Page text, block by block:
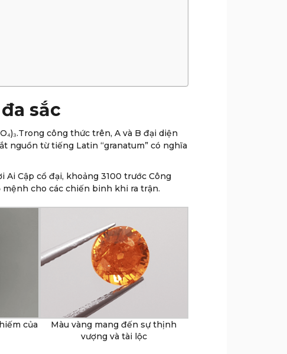
sắc
công thức trên, A và B đại diện
nguồn từ tiếng Latin “granatum” có nghĩa
Cập cổ đại, khoảng 3100 trước Công
cho các chiến binh khi ra trận.
của
Màu vàng mang đến sự thịnh
vượng và tài lộc